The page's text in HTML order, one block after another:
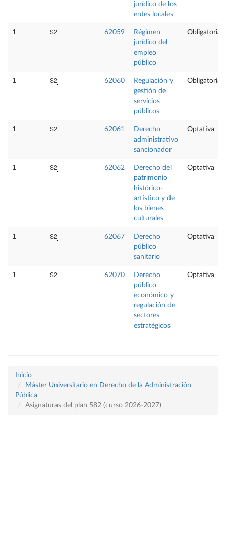
jurídico de los
entes locales
1 S2 62059
Régimen
jurídico del
empleo
público
Obligatoria
1 S2 62060
Regulación y
gestión de
servicios
públicos
Obligatoria
1 S2 62061
Derecho
administrativo
sancionador
Optativa
1 S2 62062
Derecho del
patrimonio
histórico-
artístico y de
los bienes
culturales
Optativa
1 S2 62067
Derecho
público
sanitario
Optativa
1 S2 62070
Derecho
público
económico y
regulación de
sectores
estratégicos
Optativa
Inicio
Máster Universitario en Derecho de la Administración
Pública
Asignaturas del plan 582 (curso 2026-2027)